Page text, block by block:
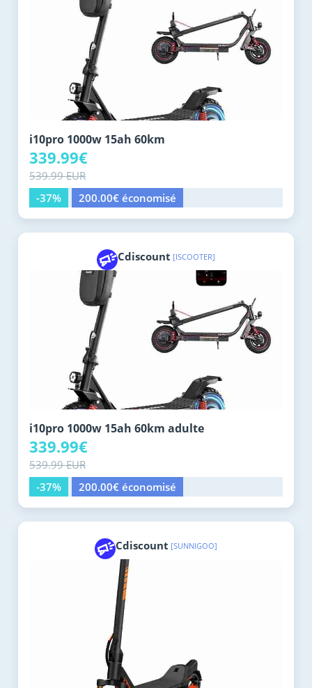
i10pro 1000w 15ah 60km
339.99€
539.99 EUR
-37%
200.00€ économisé
Cdiscount [ISCOOTER]
i10pro 1000w 15ah 60km adulte
339.99€
539.99 EUR
-37%
200.00€ économisé
Cdiscount [SUNNIGOO]